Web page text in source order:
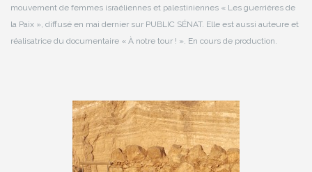
mouvement de femmes israéliennes et palestiniennes « Les guerrières de
la Paix », diffusé en mai dernier sur PUBLIC SÉNAT. Elle est aussi auteure et
réalisatrice du documentaire « À notre tour ! ». En cours de production.